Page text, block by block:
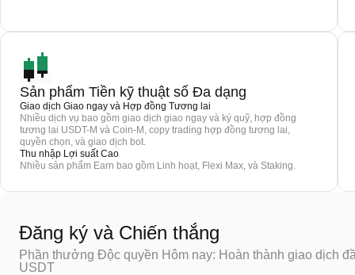
Sản phẩm Tiền kỹ thuật số Đa dạng
Giao dịch Giao ngay và Hợp đồng Tương lai
Nhiều dịch vụ bao gồm giao dịch giao ngay và ký quỹ, hợp đồng
tương lai USDT-M và Coin-M, copy trading hợp đồng tương lai,
quyền chọn, và giao dịch bot.
Thu nhập Lợi suất Cao
Nhiều sản phẩm Earn bao gồm Linh hoạt, Flexi Max, và Staking.
Đăng ký và Chiến thắng
Phần thưởng Độc quyền Hôm nay: Hoàn thành giao dịch
USDT